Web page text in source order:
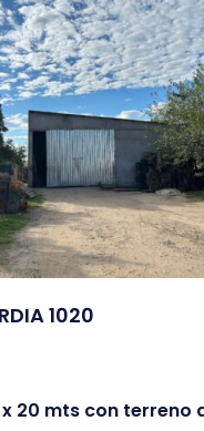
1020
x 20 mts con terreno